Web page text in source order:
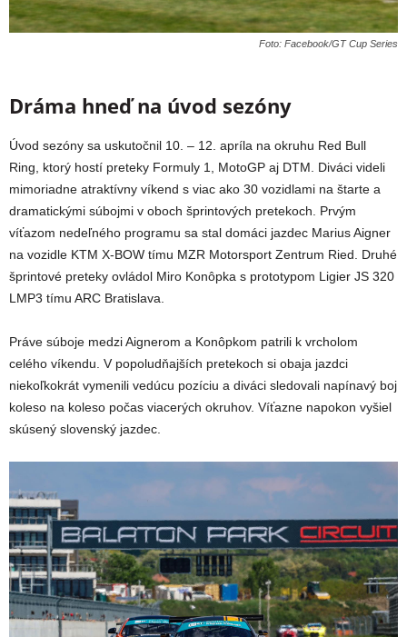
Foto: Facebook/GT Cup Series
Dráma hneď na úvod sezóny
Úvod sezóny sa uskutočnil 10. – 12. apríla na okruhu Red Bull
Ring, ktorý hostí preteky Formuly 1, MotoGP aj DTM. Diváci videli
mimoriadne atraktívny víkend s viac ako 30 vozidlami na štarte a
dramatickými súbojmi v oboch šprintových pretekoch. Prvým
víťazom nedeľného programu sa stal domáci jazdec Marius Aigner
na vozidle KTM X-BOW tímu MZR Motorsport Zentrum Ried. Druhé
šprintové preteky ovládol Miro Konôpka s prototypom Ligier JS 320
LMP3 tímu ARC Bratislava.
Práve súboje medzi Aignerom a Konôpkom patrili k vrcholom
celého víkendu. V popoludňajších pretekoch si obaja jazdci
niekoľkokrát vymenili vedúcu pozíciu a diváci sledovali napínavý boj
koleso na koleso počas viacerých okruhov. Víťazne napokon vyšiel
skúsený slovenský jazdec.